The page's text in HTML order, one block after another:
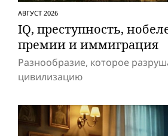
АВГУСТ 2026
IQ, преступность,
премии и иммиграция
Разнообразие, которое
цивилизацию